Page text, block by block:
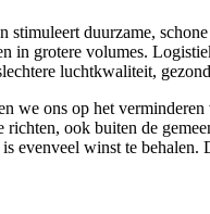
stimuleert duurzame,
in grotere volumes.
luchtkwaliteit,
we ons op het
ook buiten de
evenveel winst te